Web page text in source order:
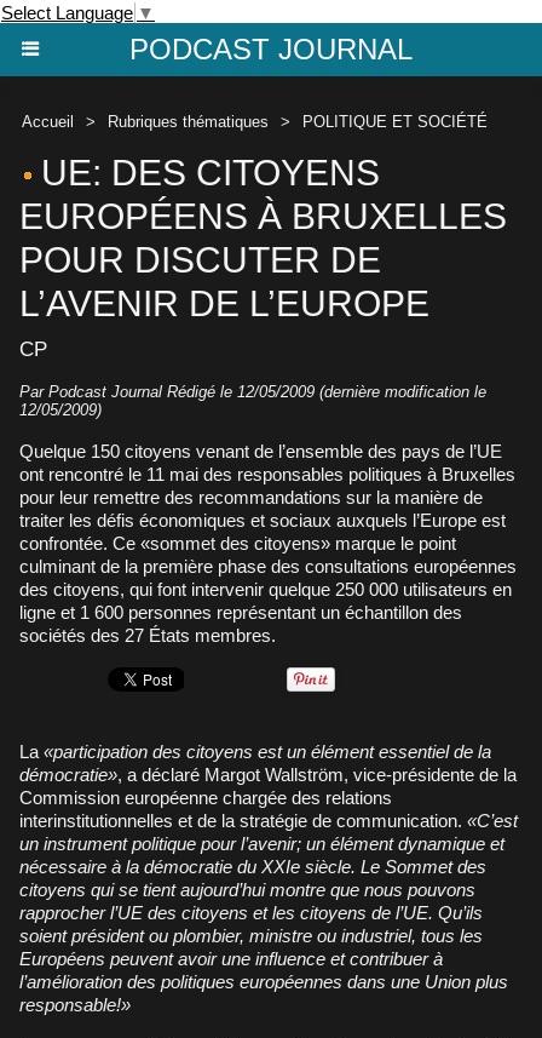
Select Language ▼
PODCAST JOURNAL
Accueil > Rubriques thématiques > POLITIQUE ET SOCIÉTÉ
UE: DES CITOYENS
EUROPÉENS À BRUXELLES
POUR DISCUTER DE
L’AVENIR DE L’EUROPE
CP
Par Podcast Journal Rédigé le 12/05/2009 (dernière modification le
12/05/2009)
Quelque 150 citoyens venant de l’ensemble des pays de l’UE
ont rencontré le 11 mai des responsables politiques à Bruxelles
pour leur remettre des recommandations sur la manière de
traiter les défis économiques et sociaux auxquels l’Europe est
confrontée. Ce «sommet des citoyens» marque le point
culminant de la première phase des consultations européennes
des citoyens, qui font intervenir quelque 250 000 utilisateurs en
ligne et 1 600 personnes représentant un échantillon des
sociétés des 27 États membres.
La «participation des citoyens est un élément essentiel de la
démocratie», a déclaré Margot Wallström, vice-présidente de la
Commission européenne chargée des relations
interinstitutionnelles et de la stratégie de communication. «C’est
un instrument politique pour l’avenir; un élément dynamique et
nécessaire à la démocratie du XXIe siècle. Le Sommet des
citoyens qui se tient aujourd’hui montre que nous pouvons
rapprocher l’UE des citoyens et les citoyens de l’UE. Qu’ils
soient président ou plombier, ministre ou industriel, tous les
Européens peuvent avoir une influence et contribuer à
l’amélioration des politiques européennes dans une Union plus
responsable!»